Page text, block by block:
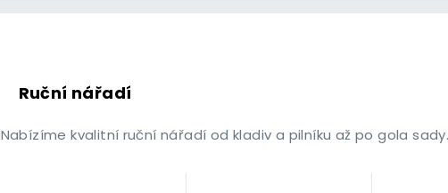
Ruční nářadí
Nabízíme kvalitní ruční nářadí od kladiv a pilníku až po gola sady.